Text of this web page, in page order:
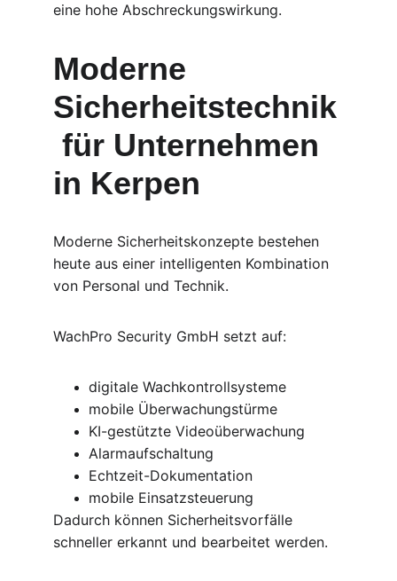
eine hohe Abschreckungswirkung.
Moderne
Sicherheitstechnik
für Unternehmen
in Kerpen
Moderne Sicherheitskonzepte bestehen
heute aus einer intelligenten Kombination
von Personal und Technik.
WachPro Security GmbH setzt auf:
digitale Wachkontrollsysteme
mobile Überwachungstürme
KI-gestützte Videoüberwachung
Alarmaufschaltung
Echtzeit-Dokumentation
mobile Einsatzsteuerung
Dadurch können Sicherheitsvorfälle
schneller erkannt und bearbeitet werden.